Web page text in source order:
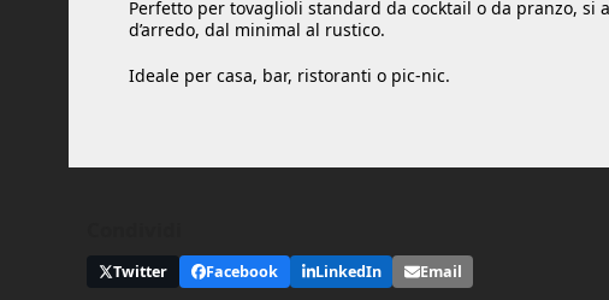
Perfetto per tovaglioli standard da cocktail o da pranzo, si
d’arredo, dal minimal al rustico.
Ideale per casa, bar, ristoranti o pic-nic.
Twitter Facebook LinkedIn Email